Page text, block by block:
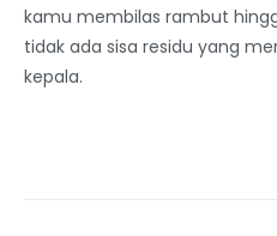
kamu membilas rambut
tidak ada sisa residu yang
kepala.